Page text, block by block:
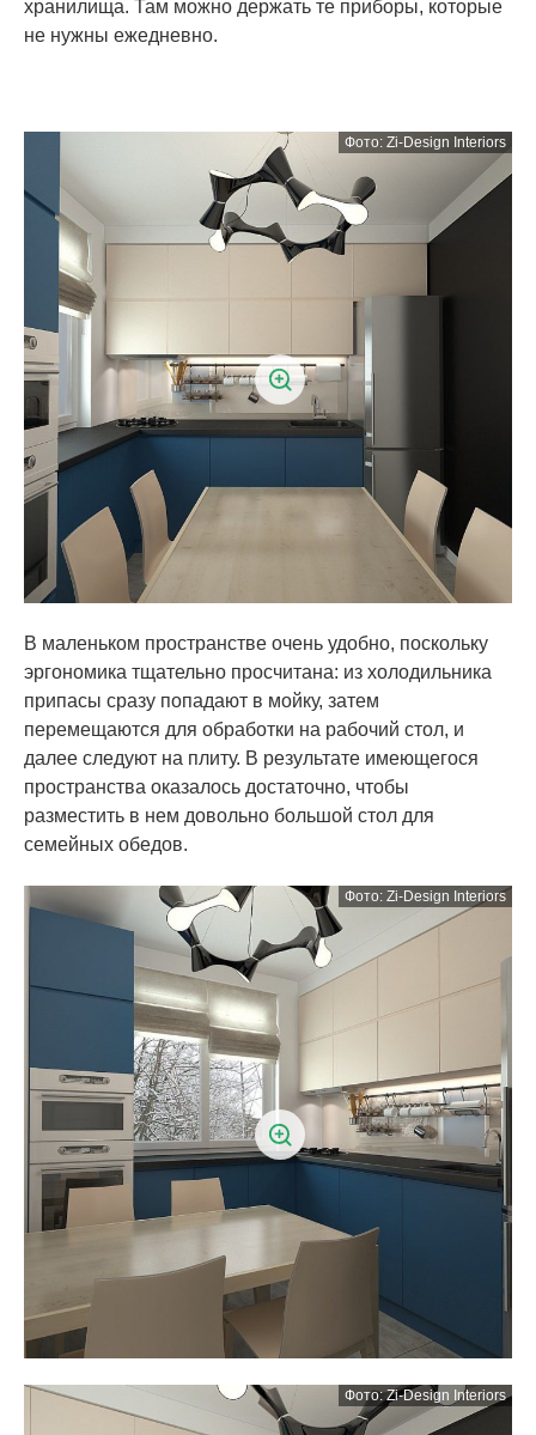
хранилища. Там можно держать те приборы, которые
не нужны ежедневно.
В маленьком пространстве очень удобно, поскольку
эргономика тщательно просчитана: из холодильника
припасы сразу попадают в мойку, затем
перемещаются для обработки на рабочий стол, и
далее следуют на плиту. В результате имеющегося
пространства оказалось достаточно, чтобы
разместить в нем довольно большой стол для
семейных обедов.